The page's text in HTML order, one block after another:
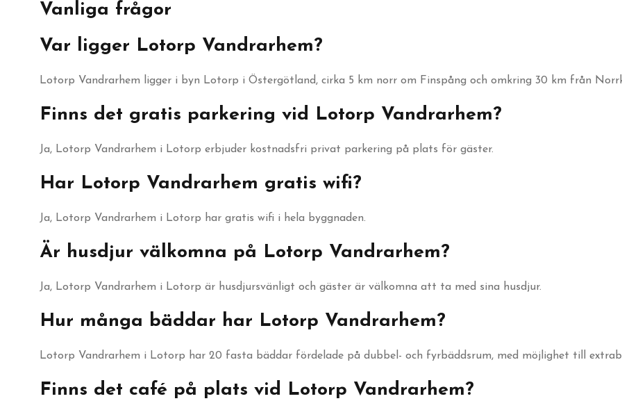
Vanliga frågor
Var ligger Lotorp Vandrarhem?
Lotorp Vandrarhem ligger i byn Lotorp i Östergötland, cirka 5 km norr om Finspång och omkring 30 km från
Finns det gratis parkering vid Lotorp Vandrarhem?
Ja, Lotorp Vandrarhem i Lotorp erbjuder kostnadsfri privat parkering på plats för gäster.
Har Lotorp Vandrarhem gratis wifi?
Ja, Lotorp Vandrarhem i Lotorp har gratis wifi i hela byggnaden.
Är husdjur välkomna på Lotorp Vandrarhem?
Ja, Lotorp Vandrarhem i Lotorp är husdjursvänligt och gäster är välkomna att ta med sina husdjur.
Hur många bäddar har Lotorp Vandrarhem?
Lotorp Vandrarhem i Lotorp har 20 fasta bäddar fördelade på dubbel- och fyrbäddsrum, med möjlighet till
Finns det café på plats vid Lotorp Vandrarhem?